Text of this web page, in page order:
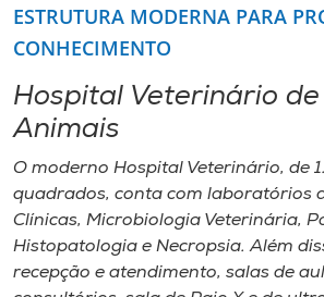
ESTRUTURA MODERNA PARA
CONHECIMENTO
Hospital Veterinário de
Animais
O moderno Hospital Veterinário, de
quadrados, conta com laboratórios
Clínicas, Microbiologia Veterinária,
Histopatologia e Necropsia. Além
recepção e atendimento, salas de